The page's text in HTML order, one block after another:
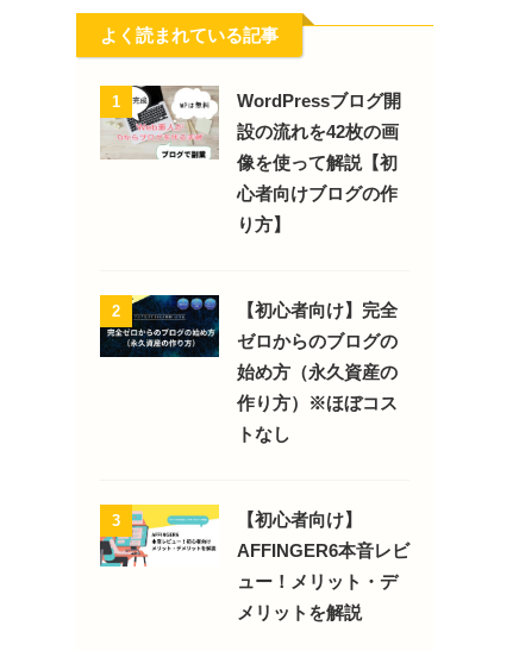
よく読まれている記事
1
WordPressブログ開
設の流れを42枚の画
像を使って解説【初
心者向けブログの作
り方】
2
【初心者向け】完全
ゼロからのブログの
始め方（永久資産の
作り方）※ほぼコス
トなし
3
【初心者向け】
AFFINGER6本音レビ
ュー！メリット・デ
メリットを解説